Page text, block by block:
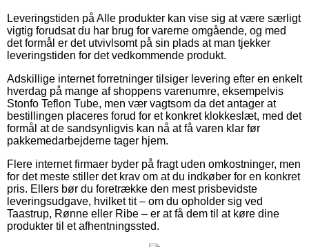
Leveringstiden på Alle produkter kan vise sig at være særligt
vigtig forudsat du har brug for varerne omgående, og med
det formål er det utvivlsomt på sin plads at man tjekker
leveringstiden for det vedkommende produkt.
Adskillige internet forretninger tilsiger levering efter en enkelt
hverdag på mange af shoppens varenumre, eksempelvis
Stonfo Teflon Tube, men vær vagtsom da det antager at
bestillingen placeres forud for et konkret klokkeslæt, med det
formål at de sandsynligvis kan nå at få varen klar før
pakkemedarbejderne tager hjem.
Flere internet firmaer byder på fragt uden omkostninger, men
for det meste stiller det krav om at du indkøber for en konkret
pris. Ellers bør du foretrække den mest prisbevidste
leveringsudgave, hvilket tit – om du opholder sig ved
Taastrup, Rønne eller Ribe – er at få dem til at køre dine
produkter til et afhentningssted.